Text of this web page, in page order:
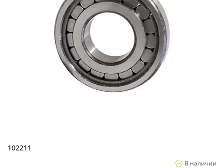
102211
В наличии